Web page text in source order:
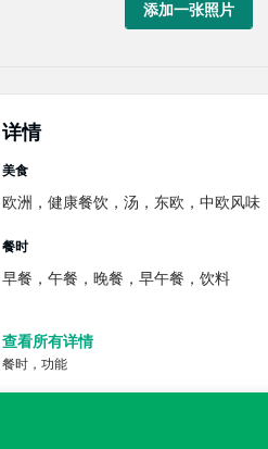
添加一张照片
详情
美食
欧洲，健康餐饮，汤，东欧，中欧风味
餐时
早餐，午餐，晚餐，早午餐，饮料
查看所有详情
餐时，功能